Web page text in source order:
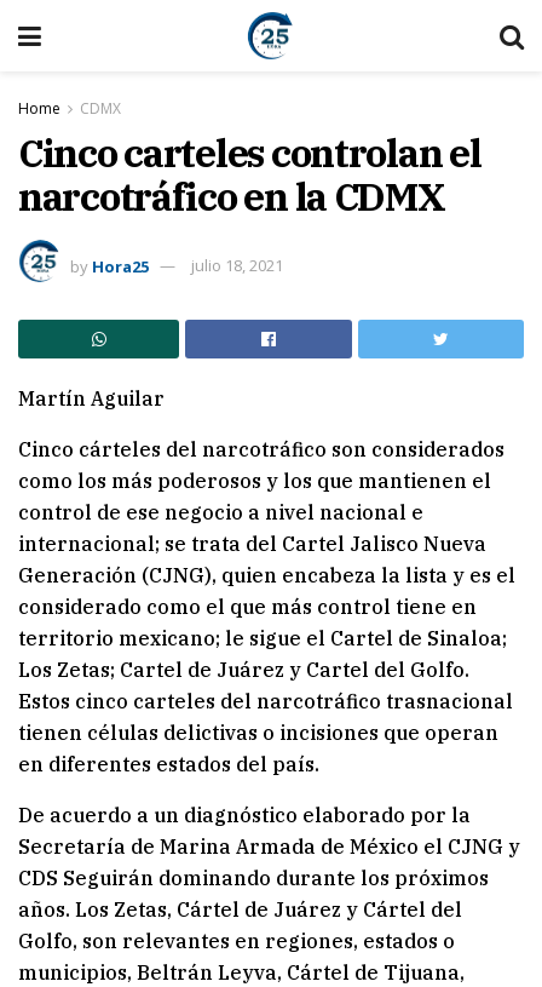
Home CDMX
Cinco carteles controlan el
narcotráfico en la CDMX
by Hora25 julio 18, 2021
Martín Aguilar
Cinco cárteles del narcotráfico son considerados
como los más poderosos y los que mantienen el
control de ese negocio a nivel nacional e
internacional; se trata del Cartel Jalisco Nueva
Generación (CJNG), quien encabeza la lista y es el
considerado como el que más control tiene en
territorio mexicano; le sigue el Cartel de Sinaloa;
Los Zetas; Cartel de Juárez y Cartel del Golfo.
Estos cinco carteles del narcotráfico trasnacional
tienen células delictivas o incisiones que operan
en diferentes estados del país.
De acuerdo a un diagnóstico elaborado por la
Secretaría de Marina Armada de México el CJNG y
CDS Seguirán dominando durante los próximos
años. Los Zetas, Cártel de Juárez y Cártel del
Golfo, son relevantes en regiones, estados o
municipios, Beltrán Leyva, Cártel de Tijuana,